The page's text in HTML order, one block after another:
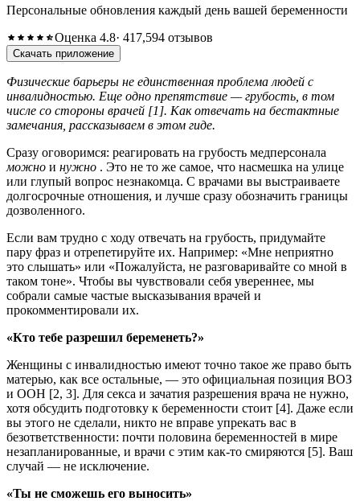
Персональные обновления каждый день вашей беременности
Оценка 4.8· 417,594 отзывов
Скачать приложение
Физические барьеры не единственная проблема людей с
инвалидностью. Еще одно препятствие — грубость, в том
числе со стороны врачей [1]. Как отвечать на бестактные
замечания, рассказываем в этом гиде.
Сразу оговоримся: реагировать на грубость медперсонала
можно и нужно . Это не то же самое, что насмешка на улице
или глупый вопрос незнакомца. С врачами вы выстраиваете
долгосрочные отношения, и лучше сразу обозначить границы
дозволенного.
Если вам трудно с ходу отвечать на грубость, придумайте
пару фраз и отрепетируйте их. Например: «Мне неприятно
это слышать» или «Пожалуйста, не разговаривайте со мной в
таком тоне». Чтобы вы чувствовали себя увереннее, мы
собрали самые частые высказывания врачей и
прокомментировали их.
«Кто тебе разрешил беременеть?»
Женщины с инвалидностью имеют точно такое же право быть
матерью, как все остальные, — это официальная позиция ВОЗ
и ООН [2, 3]. Для секса и зачатия разрешения врача не нужно,
хотя обсудить подготовку к беременности стоит [4]. Даже если
вы этого не сделали, никто не вправе упрекать вас в
безответственности: почти половина беременностей в мире
незапланированные, и врачи с этим как-то смиряются [5]. Ваш
случай — не исключение.
«Ты не сможешь его выносить»